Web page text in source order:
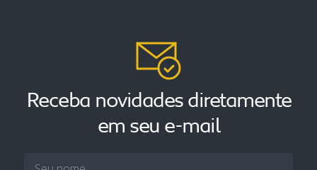
Receba novidades diretamente
em seu e-mail